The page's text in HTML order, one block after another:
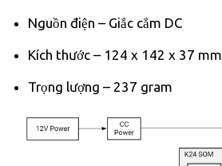
Nguồn điện – Giắc cắm DC
Kích thước – 124 x 142 x 37 mm
Trọng lượng – 237 gram